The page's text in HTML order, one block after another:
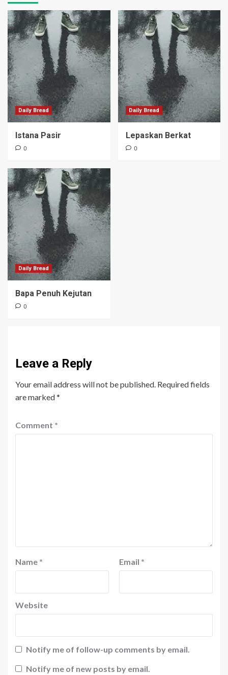
Daily Bread
Istana Pasir
0
Daily Bread
Lepaskan Berkat
0
Daily Bread
Bapa Penuh Kejutan
0
Leave a Reply
Your email address will not be published. Required fields
are marked*
Comment *
Name * Email *
Website
Notify me of follow-up comments by email.
Notify me of new posts by email.